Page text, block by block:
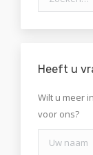
Heeft u
Wilt u meer
voor ons?